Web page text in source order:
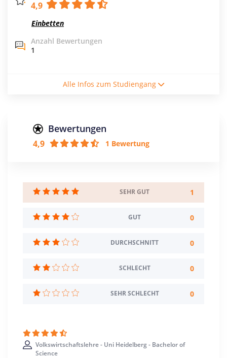
4,9
Einbetten
Anzahl Bewertungen
1
Abschluss
180
Regelstudienzeit
6 Semester
Sprache
Englisch
Studienbeginn
Wintersemester
Heidelberg >> Heidelberg
Alle Infos zum Studiengang
Bewertungen
4,9 1 Bewertung
SEHR GUT 1
GUT 0
DURCHSCHNITT 0
SCHLECHT 0
SEHR SCHLECHT 0
Volkswirtschaftslehre - Uni Heidelberg - Bachelor of
Science